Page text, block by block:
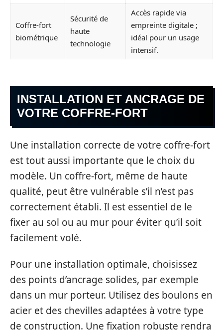
Coffre-fort
biométrique
Sécurité de
haute
technologie
Accès rapide via
empreinte digitale ;
idéal pour un usage
intensif.
INSTALLATION ET ANCRAGE DE
VOTRE COFFRE-FORT
Une installation correcte de votre coffre-fort
est tout aussi importante que le choix du
modèle. Un coffre-fort, même de haute
qualité, peut être vulnérable s’il n’est pas
correctement établi. Il est essentiel de le
fixer au sol ou au mur pour éviter qu’il soit
facilement volé.
Pour une installation optimale, choisissez
des points d’ancrage solides, par exemple
dans un mur porteur. Utilisez des boulons en
acier et des chevilles adaptées à votre type
de construction. Une fixation robuste rendra